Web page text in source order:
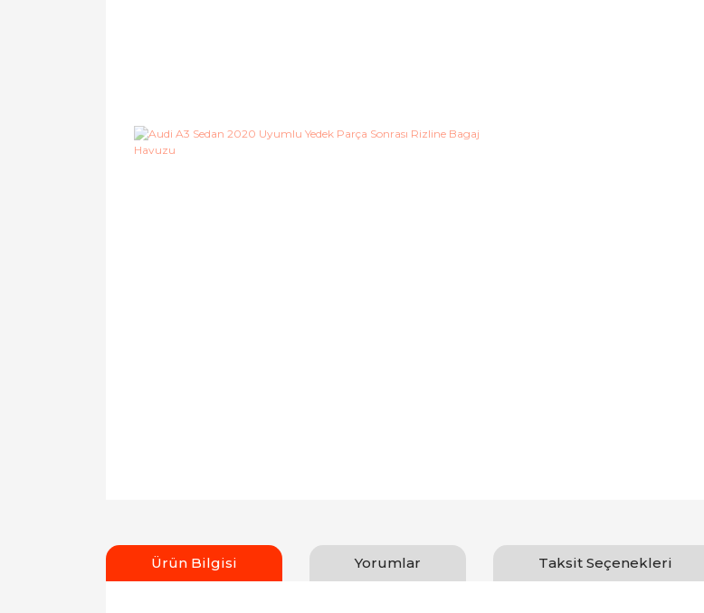
Ürün Bilgisi Yorumlar Taksit Seçenekleri